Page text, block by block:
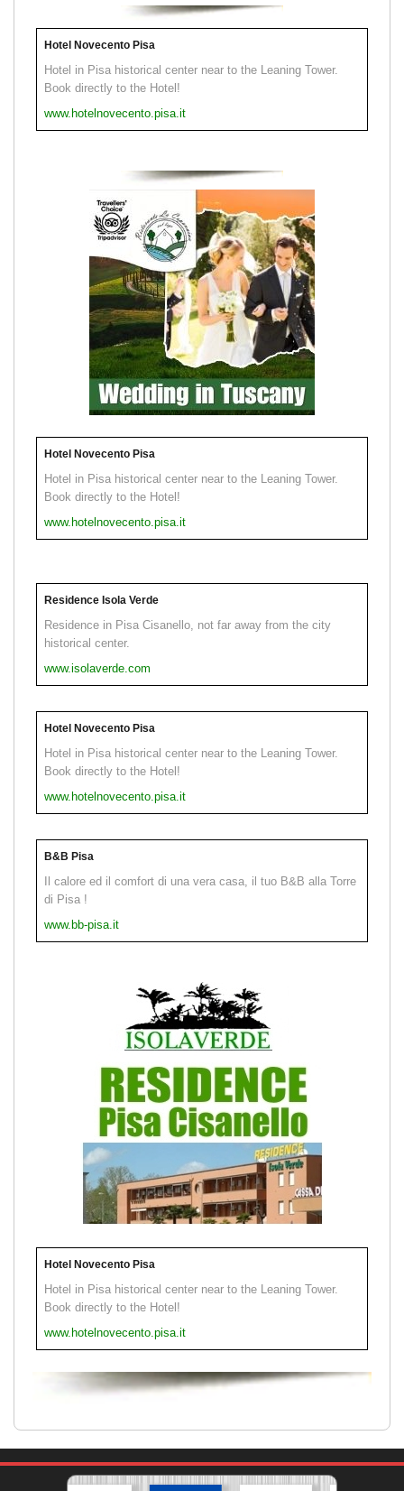
Hotel Novecento Pisa
Hotel in Pisa historical center near to the Leaning Tower.
Book directly to the Hotel!
www.hotelnovecento.pisa.it
Hotel Novecento Pisa
Hotel in Pisa historical center near to the Leaning Tower.
Book directly to the Hotel!
www.hotelnovecento.pisa.it
Residence Isola Verde
Residence in Pisa Cisanello, not far away from the city
historical center.
www.isolaverde.com
Hotel Novecento Pisa
Hotel in Pisa historical center near to the Leaning Tower.
Book directly to the Hotel!
www.hotelnovecento.pisa.it
B&B Pisa
Il calore ed il comfort di una vera casa, il tuo B&B alla Torre
di Pisa !
www.bb-pisa.it
Hotel Novecento Pisa
Hotel in Pisa historical center near to the Leaning Tower.
Book directly to the Hotel!
www.hotelnovecento.pisa.it